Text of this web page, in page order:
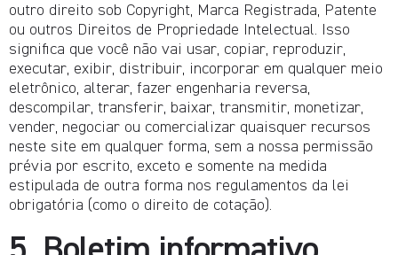
outro direito sob Copyright, Marca Registrada, Patente
ou outros Direitos de Propriedade Intelectual. Isso
significa que você não vai usar, copiar, reproduzir,
executar, exibir, distribuir, incorporar em qualquer meio
eletrônico, alterar, fazer engenharia reversa,
descompilar, transferir, baixar, transmitir, monetizar,
vender, negociar ou comercializar quaisquer recursos
neste site em qualquer forma, sem a nossa permissão
prévia por escrito, exceto e somente na medida
estipulada de outra forma nos regulamentos da lei
obrigatória (como o direito de cotação).